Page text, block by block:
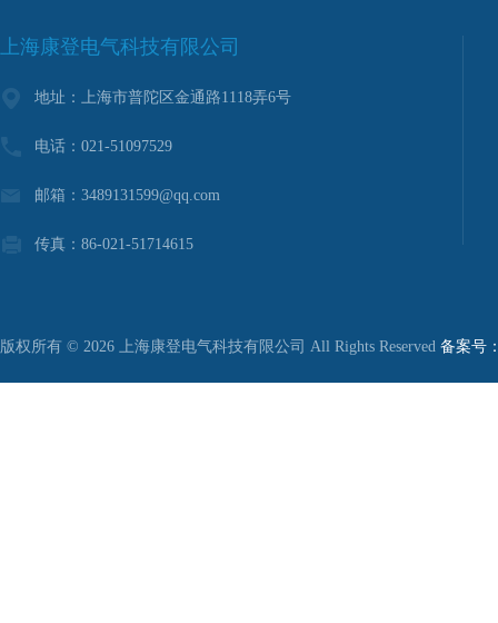
上海康登电气科技有限公司
地址：上海市普陀区金通路1118弄6号
电话：021-51097529
邮箱：3489131599@qq.com
传真：86-021-51714615
版权所有 © 2026 上海康登电气科技有限公司 All Rights Reserved 备案号